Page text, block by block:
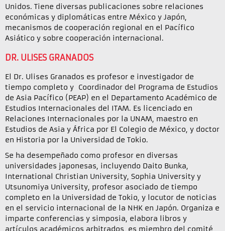
Unidos. Tiene diversas publicaciones sobre relaciones
económicas y diplomáticas entre México y Japón,
mecanismos de cooperación regional en el Pacífico
Asiático y sobre cooperación internacional.
DR. ULISES GRANADOS
El Dr. Ulises Granados es profesor e investigador de
tiempo completo y Coordinador del Programa de Estudios
de Asia Pacífico (PEAP) en el Departamento Académico de
Estudios Internacionales del ITAM. Es licenciado en
Relaciones Internacionales por la UNAM, maestro en
Estudios de Asia y África por El Colegio de México, y doctor
en Historia por la Universidad de Tokio.
Se ha desempeñado como profesor en diversas
universidades japonesas, incluyendo Daito Bunka,
International Christian University, Sophia University y
Utsunomiya University, profesor asociado de tiempo
completo en la Universidad de Tokio, y locutor de noticias
en el servicio internacional de la NHK en Japón. Organiza e
imparte conferencias y simposia, elabora libros y
artículos académicos arbitrados, es miembro del comité